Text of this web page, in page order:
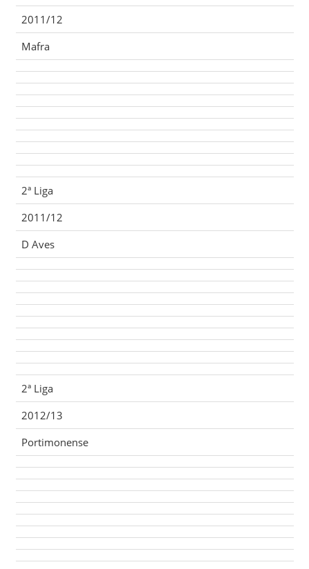
2011/12
Mafra
2ª Liga
2011/12
D Aves
2ª Liga
2012/13
Portimonense